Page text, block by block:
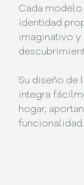
Cada modelo
identidad
imaginativo y
Su diseño de
integra
hogar,
funcionalidad.